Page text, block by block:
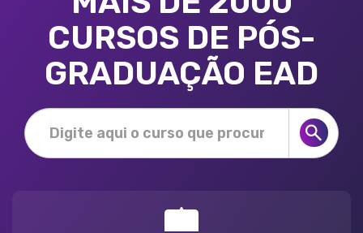
CURSOS DE PÓS-
GRADUAÇÃO EAD